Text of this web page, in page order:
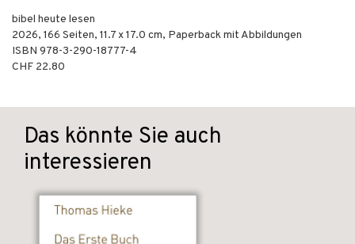
bibel heute lesen
2026, 166 Seiten, 11.7 x 17.0 cm, Paperback mit Abbildungen
ISBN 978-3-290-18777-4
CHF 22.80
Das könnte Sie auch
interessieren